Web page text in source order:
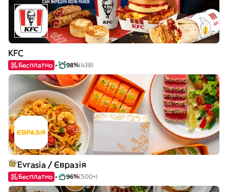
KFC
Бесплатно 98%(438)
Evrasia / Євразія
Бесплатно 96%(500+)